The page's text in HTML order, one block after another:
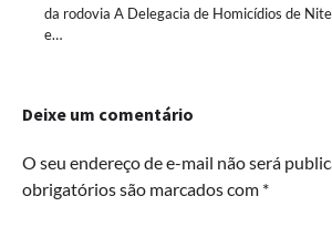
da rodovia A Delegacia de Homicídios de
e…
Deixe um comentário
O seu endereço de e-mail não será
obrigatórios são marcados com *